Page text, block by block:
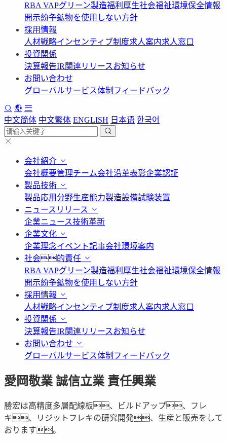
RBA VAPグリーン製造福利厚生社会福祉環境保全情報
開示紛争鉱物を使用しない方針
採用情報
人材戦略インセンティブ制度求人案内求人窓口
投資関係
決算報告IR関連リリースお知らせ
お問い合わせ
グローバルサービス体制 フィードバック
中文简体 中文繁体 ENGLISH 日本语 한국어
会社紹介
会社概要管理チーム会社沿革表彰企業認証
製品技術
製品応用分野生産能力製造設備試験装置
ニュースリリース
企業ニュース技術革新
企業文化
企業理念イベント記事会社環境案内
社会的責任
RBA VAPグリーン製造福利厚生社会福祉環境保全情報
開示紛争鉱物を使用しない方針
採用情報
人材戦略インセンティブ制度求人案内求人窓口
投資関係
決算報告IR関連リリースお知らせ
お問い合わせ
グローバルサービス体制 フィードバック
愛岡敬業 誠信立業 責任興業
勝宏は高精度多層配線板、ビルドアップ、フレ
キ、リジットフレキの研究開発、生産と販売をして
おります。